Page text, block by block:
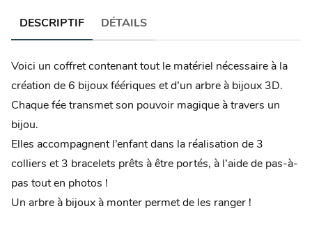
DESCRIPTIF DÉTAILS
Voici un coffret contenant tout le matériel nécessaire à la
création de 6 bijoux féériques et d’un arbre à bijoux 3D.
Chaque fée transmet son pouvoir magique à travers un
bijou.
Elles accompagnent l’enfant dans la réalisation de 3
colliers et 3 bracelets prêts à être portés, à l’aide de pas-à-
pas tout en photos !
Un arbre à bijoux à monter permet de les ranger !